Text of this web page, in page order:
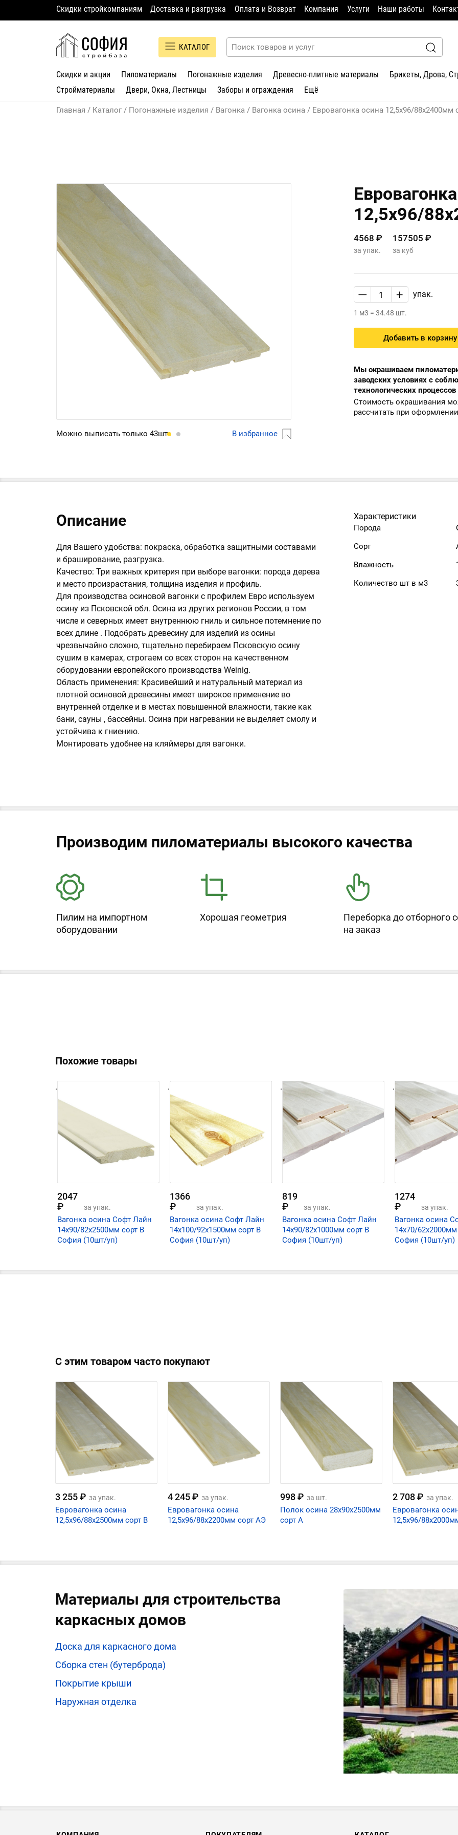
Скидки стройкомпаниям Доставка и разгрузка Оплата и Возврат Компания Услуги Наши работы
КАТАЛОГ
Скидки и акции Пиломатериалы Погонажные изделия Древесно-плитные материалы Брикеты, Дрова,
Стройматериалы
Двери, Окна, Лестницы Заборы и ограждения Ещё
Главная Каталог Погонажные изделия Вагонка Вагонка осина Евровагонка осина 12,5х96/88х2400мм
12,5х96/
Можно выписать только 43шт В избранное
4568 ₽ 157505 ₽
за упак. за куб
— + упак.
1 м3 = 34.48 шт.
Добавить в корзину
Мы окрашиваем
заводских условиях с
технологических процессов
Стоимость окрашивания
рассчитать при
Описание
Для Вашего удобства: покраска, обработка защитными составами
и браширование, разгрузка.
Качество: Три важных критерия при выборе вагонки: порода дерева
и место произрастания, толщина изделия и профиль.
Для производства осиновой вагонки с профилем Евро используем
осину из Псковской обл. Осина из других регионов России, в том
числе и северных имеет внутреннюю гниль и сильное потемнение по
всех длине . Подобрать древесину для изделий из осины
чрезвычайно сложно, тщательно перебираем Псковскую осину
сушим в камерах, строгаем со всех сторон на качественном
оборудовании европейского производства Weinig.
Область применения: Красивейший и натуральный материал из
плотной осиновой древесины имеет широкое применение во
внутренней отделке и в местах повышенной влажности, такие как
бани, сауны , бассейны. Осина при нагревании не выделяет смолу и
устойчива к гниению.
Монтировать удобнее на кляймеры для вагонки.
Характеристики
Порода
Сорт
Влажность
Количество шт в м3
Производим пиломатериалы высокого качества
Пилим на импортном
оборудовании
Хорошая геометрия
Переборка до отборного
на заказ
Похожие товары
.
2047
₽
за упак.
Вагонка осина Софт Лайн
14х90/82х2500мм сорт В
София (10шт/уп)
.
1366
₽
за упак.
Вагонка осина Софт Лайн
14х100/92х1500мм сорт В
София (10шт/уп)
.
819
₽
за упак.
Вагонка осина Софт Лайн
14х90/82х1000мм сорт В
София (10шт/уп)
.
1274
₽
за упак.
Вагонка осина
14х70/
София (10шт/уп)
С этим товаром часто покупают
3 255 ₽ за упак.
Евровагонка осина
12,5х96/88х2500мм сорт В
4 245 ₽ за упак.
Евровагонка осина
12,5х96/88х2200мм сорт АЭ
998 ₽ за шт.
Полок осина 28х90х2500мм
сорт А
2 708 ₽ за упак.
Евровагонка
12,5х96/
Материалы для строительства
каркасных домов
Доска для каркасного дома
Сборка стен (бутерброда)
Покрытие крыши
Наружная отделка